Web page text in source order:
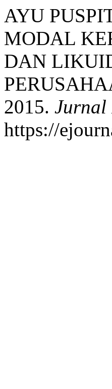
AYU
MODAL
DAN
2015. Jurnal
https://